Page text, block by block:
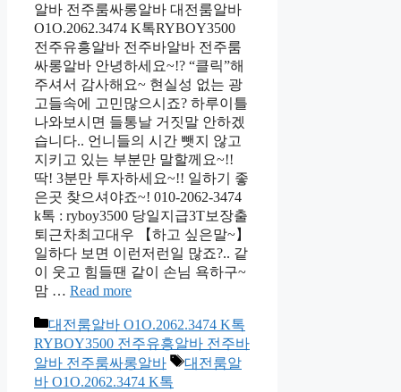
알바 전주룸싸롱알바 대전룸알바
O1O.2062.3474 K톡RYBOY3500
전주유흥알바 전주바알바 전주룸
싸롱알바 안녕하세요~!? “클릭”해
주셔서 감사해요~ 현실성 없는 광
고들속에 고민많으시죠? 하루이틀
나와보시면 들통날 거짓말 안하겠
습니다.. 언니들의 시간 뺏지 않고
지키고 있는 부분만 말할께요~!!
딱! 3분만 투자하세요~!! 일하기 좋
은곳 찾으셔야죠~! 010-2062-3474
k톡 : ryboy3500 당일지급3T보장출
퇴근차최고대우 【하고 싶은말~】
일하다 보면 이런저런일 많죠?.. 같
이 웃고 힘들땐 같이 손님 욕하구~
맘 … Read more
카
테
고
리
대전룸알바 O1O.2062.3474 K톡
RYBOY3500 전주유흥알바 전주바
알바 전주룸싸롱알바
태
대전룸알
바 O1O.2062.3474 K톡